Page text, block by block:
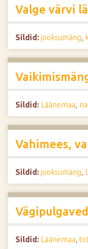
Valge värvi
Sildid: jooksumäng,
Sildid: Läänemaa,
Vahimees,
Sildid: jooksumäng,
Sildid: Läänemaa,